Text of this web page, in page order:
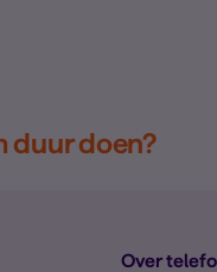
duur doen?
Over